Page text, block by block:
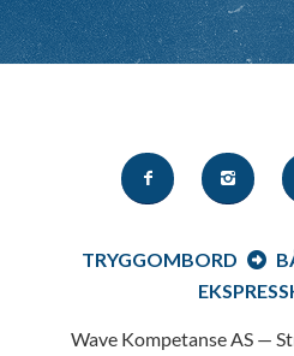
TRYGGOMBORD
Wave Kompetanse AS —